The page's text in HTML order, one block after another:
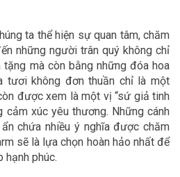
ta thể hiện sự quan tâm, chăm
những người trân quý không chỉ
mà còn bằng những đóa hoa
tươi không đơn thuần chỉ là một
được xem là một vị “sứ giả tinh
cảm xúc yêu thương. Những cánh
chứa nhiều ý nghĩa được chăm
sẽ là lựa chọn hoàn hảo nhất để
hạnh phúc.